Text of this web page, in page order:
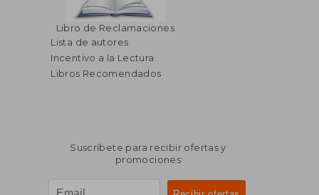
Libro de Reclamaciones
Lista de autores
Incentivo a la Lectura
Libros Recomendados
Suscríbete para recibir ofertas y
promociones